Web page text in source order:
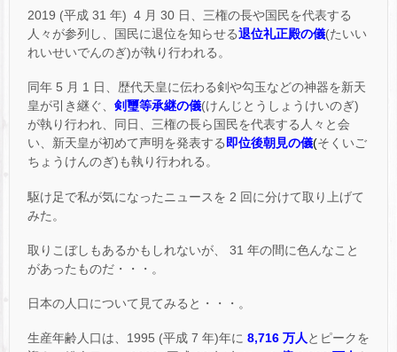
2019 (平成 31 年) 4 月 30 日、三権の長や国民を代表する
人々が参列し、国民に退位を知らせる退位礼正殿の儀(たいい
れいせいでんのぎ)が執り行われる。
同年 5 月 1 日、歴代天皇に伝わる剣や勾玉などの神器を新天
皇が引き継ぐ、 剣璽等承継の儀(けんじとうしょうけいのぎ)
が執り行われ、同日、三権の長ら国民を代表する人々と会
い、新天皇が初めて声明を発表する即位後朝見の儀(そくいご
ちょうけんのぎ)も執り行われる。
駆け足で私が気になったニュースを 2 回に分けて取り上げて
みた。
取りこぼしもあるかもしれないが、 31 年の間に色んなこと
があったものだ・・・。
日本の人口について見てみると・・・。
生産年齢人口は、1995 (平成 7 年)年に 8,716 万人 とピークを